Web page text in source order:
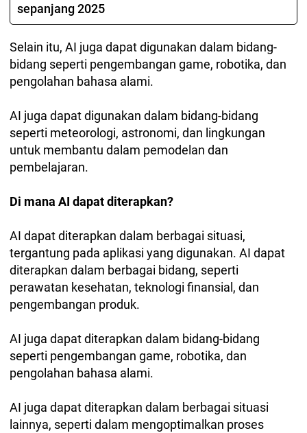
sepanjang 2025
Selain itu, AI juga dapat digunakan dalam bidang-
bidang seperti pengembangan game, robotika, dan
pengolahan bahasa alami.
AI juga dapat digunakan dalam bidang-bidang
seperti meteorologi, astronomi, dan lingkungan
untuk membantu dalam pemodelan dan
pembelajaran.
Di mana AI dapat diterapkan?
AI dapat diterapkan dalam berbagai situasi,
tergantung pada aplikasi yang digunakan. AI dapat
diterapkan dalam berbagai bidang, seperti
perawatan kesehatan, teknologi finansial, dan
pengembangan produk.
AI juga dapat diterapkan dalam bidang-bidang
seperti pengembangan game, robotika, dan
pengolahan bahasa alami.
AI juga dapat diterapkan dalam berbagai situasi
lainnya, seperti dalam mengoptimalkan proses